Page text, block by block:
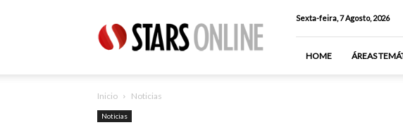
Online
Sexta-feira, 7 Agosto, 2026
HOME ÁREAS
Inicio Noticias
Noticias